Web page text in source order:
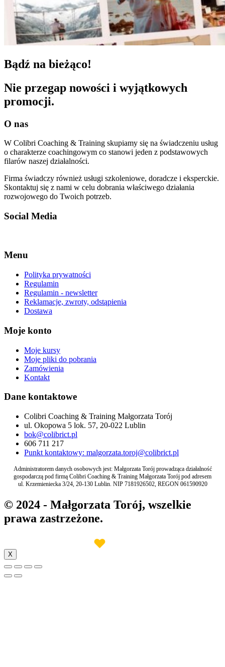
Bądź na bieżąco!
Nie przegap nowości i wyjątkowych
promocji.
O nas
W Colibri Coaching & Training skupiamy się na świadczeniu usług
o charakterze coachingowym co stanowi jeden z podstawowych
filarów naszej działalności.
Firma świadczy również usługi szkoleniowe, doradcze i eksperckie.
Skontaktuj się z nami w celu dobrania właściwego działania
rozwojowego do Twoich potrzeb.
Social Media
Menu
Polityka prywatności
Regulamin
Regulamin - newsletter
Reklamacje, zwroty, odstąpienia
Dostawa
Moje konto
Moje kursy
Moje pliki do pobrania
Zamówienia
Kontakt
Dane kontaktowe
Colibri Coaching & Training Małgorzata Torój
ul. Okopowa 5 lok. 57, 20-022 Lublin
bok@colibrict.pl
606 711 217
Punkt kontaktowy: malgorzata.toroj@colibrict.pl
Administratorem danych osobowych jest: Małgorzata Torój prowadząca działalność
gospodarczą pod firmą Colibri Coaching & Training Małgorzata Torój pod adresem
ul. Krzemieniecka 3/24, 20-130 Lublin. NIP 7181926502, REGON 061590920
© 2024 - Małgorzata Torój, wszelkie
prawa zastrzeżone.
♥︎by INB Marketing
X